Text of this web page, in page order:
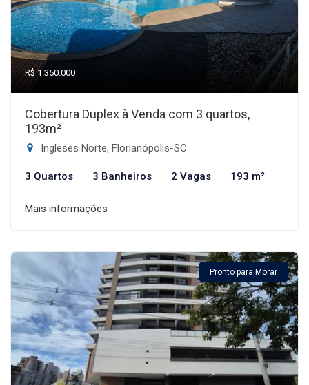
R$ 1.350.000
Cobertura Duplex à Venda com 3 quartos,
193m²
Ingleses Norte, Florianópolis-SC
3 Quartos 3 Banheiros 2 Vagas 193 m²
Mais informações
Pronto para Morar